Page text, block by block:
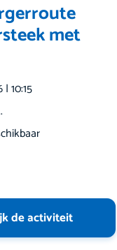
met
10:15
de activiteit